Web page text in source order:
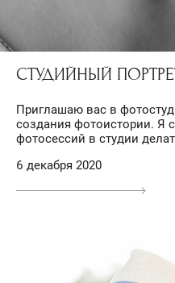
СТУДИЙНЫЙ
Приглашаю вас в
создания фотоистории. Я
фотосессий в студии
6 декабря 2020